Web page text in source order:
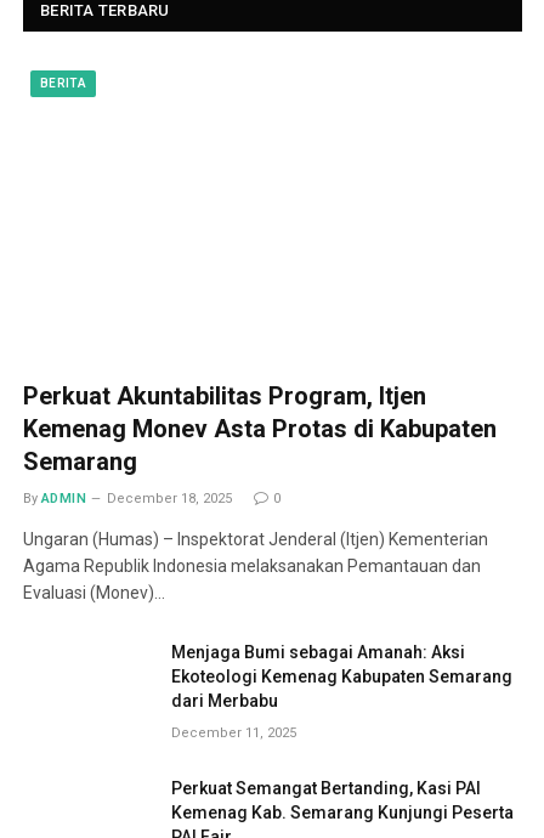
BERITA TERBARU
BERITA
Perkuat Akuntabilitas Program, Itjen
Kemenag Monev Asta Protas di Kabupaten
Semarang
By ADMIN December 18, 2025 0
Ungaran (Humas) – Inspektorat Jenderal (Itjen) Kementerian
Agama Republik Indonesia melaksanakan Pemantauan dan
Evaluasi (Monev)…
Menjaga Bumi sebagai Amanah: Aksi
Ekoteologi Kemenag Kabupaten Semarang
dari Merbabu
December 11, 2025
Perkuat Semangat Bertanding, Kasi PAI
Kemenag Kab. Semarang Kunjungi Peserta